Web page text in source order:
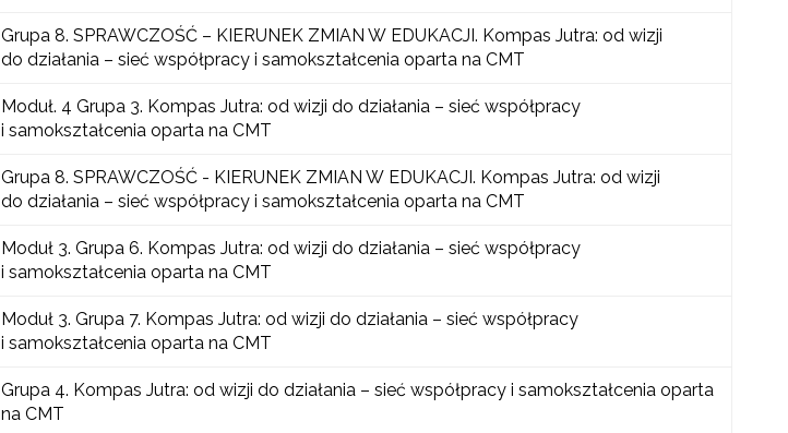
Grupa 8. SPRAWCZOŚĆ – KIERUNEK ZMIAN W EDUKACJI. Kompas Jutra: od wizji
do działania – sieć współpracy i samokształcenia oparta na CMT
Moduł. 4 Grupa 3. Kompas Jutra: od wizji do działania – sieć współpracy
i samokształcenia oparta na CMT
Grupa 8. SPRAWCZOŚĆ - KIERUNEK ZMIAN W EDUKACJI. Kompas Jutra: od wizji
do działania – sieć współpracy i samokształcenia oparta na CMT
Moduł 3. Grupa 6. Kompas Jutra: od wizji do działania – sieć współpracy
i samokształcenia oparta na CMT
Moduł 3. Grupa 7. Kompas Jutra: od wizji do działania – sieć współpracy
i samokształcenia oparta na CMT
Grupa 4. Kompas Jutra: od wizji do działania – sieć współpracy i samokształcenia oparta
na CMT